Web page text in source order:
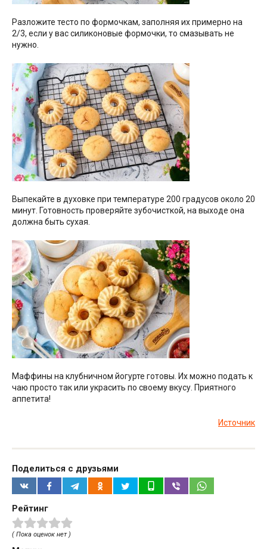
Разложите тесто по формочкам, заполняя их примерно на
2/3, если у вас силиконовые формочки, то смазывать не
нужно.
Выпекайте в духовке при температуре 200 градусов около 20
минут. Готовность проверяйте зубочисткой, на выходе она
должна быть сухая.
Маффины на клубничном йогурте готовы. Их можно подать к
чаю просто так или украсить по своему вкусу. Приятного
аппетита!
Источник
Поделиться с друзьями
Рейтинг
( Пока оценок нет )